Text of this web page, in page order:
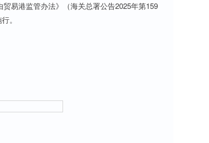
易港监管办法》（海关总署公告2025年第159
。